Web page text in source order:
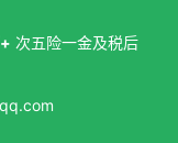
次五险一金及税后